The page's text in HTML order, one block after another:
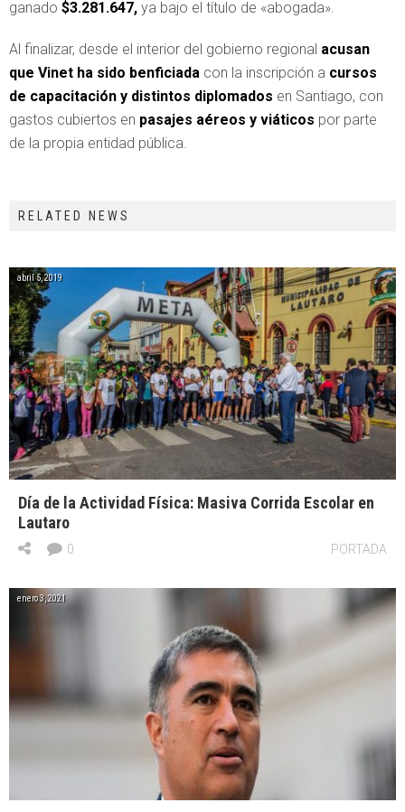
ganado $3.281.647, ya bajo el título de «abogada».
Al finalizar, desde el interior del gobierno regional acusan
que Vinet ha sido benficiada con la inscripción a cursos
de capacitación y distintos diplomados en Santiago, con
gastos cubiertos en pasajes aéreos y viáticos por parte
de la propia entidad pública.
RELATED NEWS
abril 5, 2019
Día de la Actividad Física: Masiva Corrida Escolar en
Lautaro
PORTADA
0
enero 3, 2021